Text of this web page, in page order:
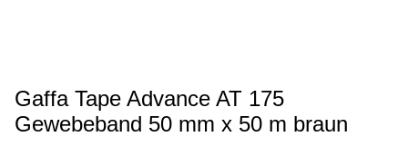
Gaffa Tape Advance AT 175
Gewebeband 50 mm x 50 m braun